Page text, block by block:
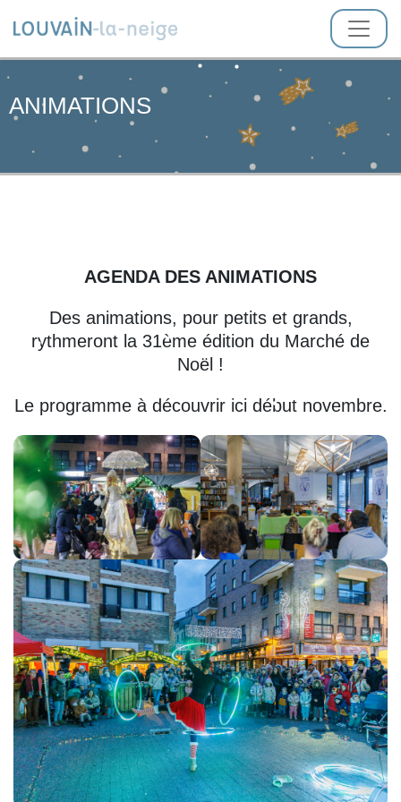
ANIMATIONS
AGENDA DES ANIMATIONS
Des animations, pour petits et grands,
rythmeront la 31ème édition du Marché de
Noël !
Le programme à découvrir ici début novembre.